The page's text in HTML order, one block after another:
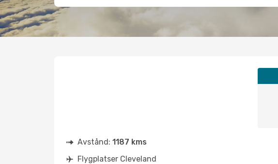
Avstånd: 1187 kms
Flygplatser Cleveland